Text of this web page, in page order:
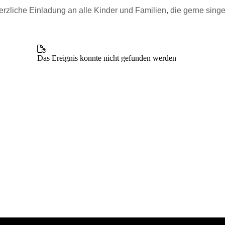
Einladung an alle Kinder und Familien, die gerne